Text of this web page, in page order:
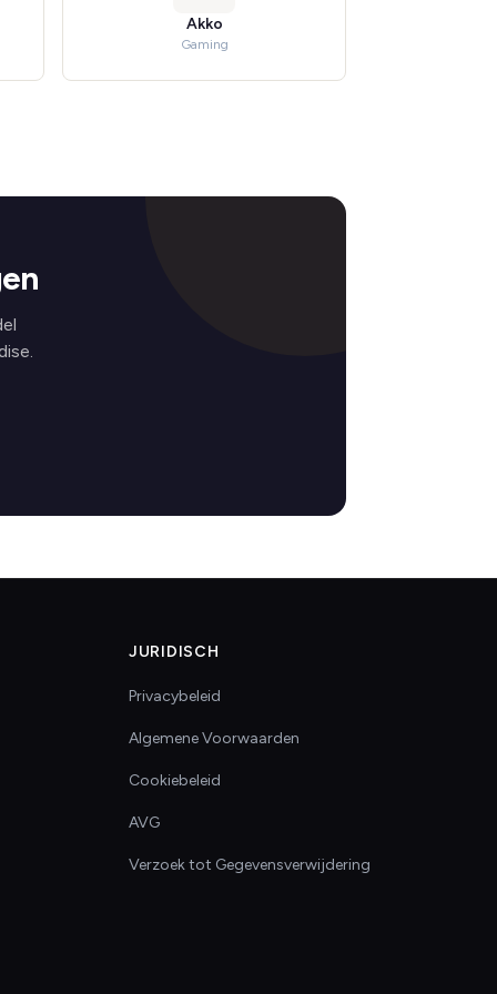
Akko
Gaming
JURIDISCH
Privacybeleid
Algemene Voorwaarden
Cookiebeleid
AVG
Verzoek tot Gegevensverwijdering